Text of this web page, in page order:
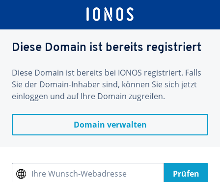
Diese Domain ist bereits registriert
Diese Domain ist bereits bei IONOS registriert. Falls
Sie der Domain-Inhaber sind, können Sie sich jetzt
einloggen und auf Ihre Domain zugreifen.
Domain verwalten
Ihre Wunsch-Webadresse Prüfen